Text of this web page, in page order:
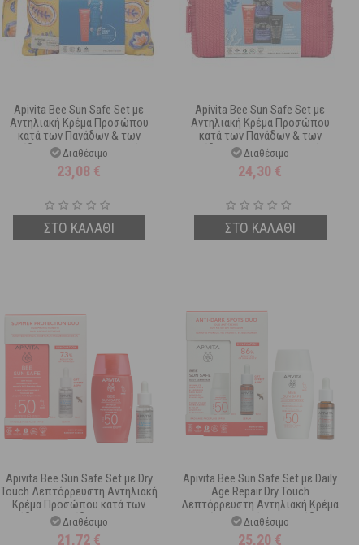
Apivita Bee Sun Safe Set με
Αντηλιακή Κρέμα Προσώπου
κατά των Πανάδων & των
Ρυτίδων Spf50 50 ml και Δώρο
After Sun 100 ml
Διαθέσιμο
23,08 €
ΣΤΟ ΚΑΛΑΘΙ
Apivita Bee Sun Safe Set με
Αντηλιακή Κρέμα Προσώπου
κατά των Πανάδων & των
Ρυτίδων Spf50 50 ml και Δώρο
Μάσκα Προσώπου 2 x 8 ml και
Black Detox Cl...
Διαθέσιμο
24,30 €
ΣΤΟ ΚΑΛΑΘΙ
Apivita Bee Sun Safe Set με Dry
Touch Λεπτόρρευστη Αντηλιακή
Κρέμα Προσώπου κατά των
Πανάδων & Ρυτίδων Spf50 50 ml
& Δώρο HA5 Honey Repair Serum
Διαθέσιμο
21,72 €
Apivita Bee Sun Safe Set με Daily
Age Repair Dry Touch
Λεπτόρρευστη Αντηλιακή Κρέμα
Προσώπου κατά των Πανάδων &
Ρυτίδων Spf50 50 ml & Δώρο C15
Διαθέσιμο
25,20 €